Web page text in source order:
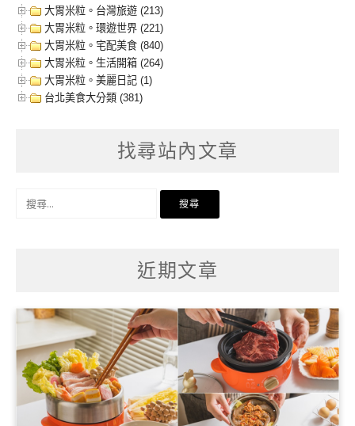
大胃米粒。台灣旅遊 (213)
大胃米粒。環遊世界 (221)
大胃米粒。宅配美食 (840)
大胃米粒。生活開箱 (264)
大胃米粒。美麗日記 (1)
台北美食大分類 (381)
找尋站內文章
近期文章